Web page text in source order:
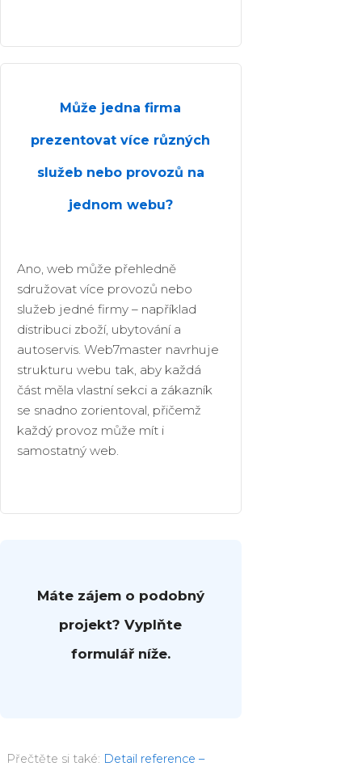
Může jedna firma
prezentovat více různých
služeb nebo provozů na
jednom webu?
Ano, web může přehledně
sdružovat více provozů nebo
služeb jedné firmy – například
distribuci zboží, ubytování a
autoservis. Web7master navrhuje
strukturu webu tak, aby každá
část měla vlastní sekci a zákazník
se snadno zorientoval, přičemž
každý provoz může mít i
samostatný web.
Máte zájem o podobný
projekt? Vyplňte
formulář níže.
Přečtěte si také: Detail reference –